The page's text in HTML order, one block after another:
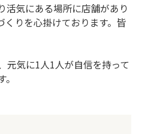
活気にある場所に店舗があり
くりを心掛けております。皆
元気に1人1人が自信を持って